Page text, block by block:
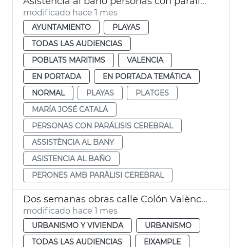
modificado hace 1 mes
AYUNTAMIENTO
PLAYAS
TODAS LAS AUDIENCIAS
POBLATS MARITIMS
VALENCIA
EN PORTADA
EN PORTADA TEMÁTICA
NORMAL
PLAYAS
PLATGES
MARÍA JOSÉ CATALÁ
PERSONAS CON PARÁLISIS CEREBRAL
ASSISTÈNCIA AL BANY
ASISTENCIA AL BAÑO
PERONES AMB PARÀLISI CEREBRAL
Dos semanas obras calle Colón València
modificado hace 1 mes
URBANISMO Y VIVIENDA
URBANISMO
TODAS LAS AUDIENCIAS
EIXAMPLE